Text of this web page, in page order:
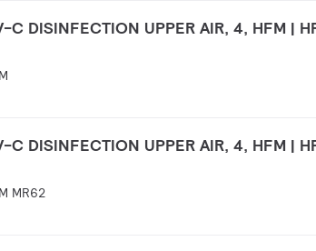
C DISINFECTION UPPER AIR, 4, HFM |
C DISINFECTION UPPER AIR, 4, HFM |
MR62